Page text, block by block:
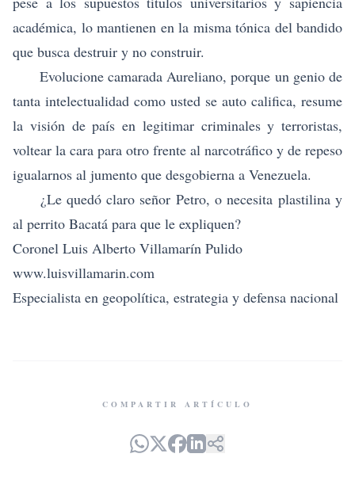
académica, lo mantienen en la misma tónica del bandido
que busca destruir y no construir.
Evolucione camarada Aureliano, porque un genio de
tanta intelectualidad como usted se auto califica, resume
la visión de país en legitimar criminales y terroristas,
voltear la cara para otro frente al narcotráfico y de repeso
igualarnos al jumento que desgobierna a Venezuela.
¿Le quedó claro señor Petro, o necesita plastilina y
al perrito Bacatá para que le expliquen?
Coronel Luis Alberto Villamarín Pulido
www.luisvillamarin.com
Especialista en geopolítica, estrategia y defensa nacional
COMPARTIR ARTÍCULO